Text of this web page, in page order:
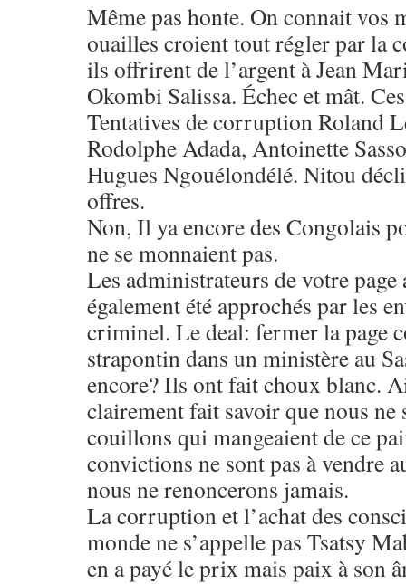
Même pas honte. On connait vos
ouailles croient tout régler par la
ils offrirent de l’argent à Jean
Okombi Salissa. Échec et mât.
Tentatives de corruption Roland
Rodolphe Adada, Antoinette
Hugues Ngouélondélé. Nitou
offres.
Non, Il ya encore des Congolais
ne se monnaient pas.
Les administrateurs de votre page
également été approchés par les
criminel. Le deal: fermer la page
strapontin dans un ministère au
encore? Ils ont fait choux blanc.
clairement fait savoir que nous ne
couillons qui mangeaient de ce
convictions ne sont pas à vendre
nous ne renoncerons jamais.
La corruption et l’achat des
monde ne s’appelle pas Tsatsy
en a payé le prix mais paix à son